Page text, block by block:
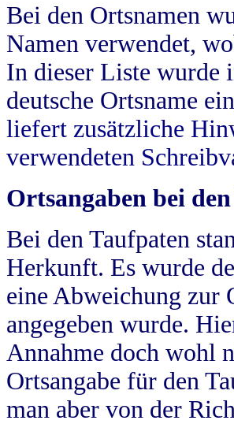
Bei den Ortsnamen
Namen verwendet,
In dieser Liste wurde
deutsche Ortsname
liefert zusätzliche
verwendeten
Ortsangaben bei
Bei den Taufpaten
Herkunft. Es wurde
eine Abweichung zur
angegeben wurde.
Annahme doch wohl
Ortsangabe für den
man aber von der